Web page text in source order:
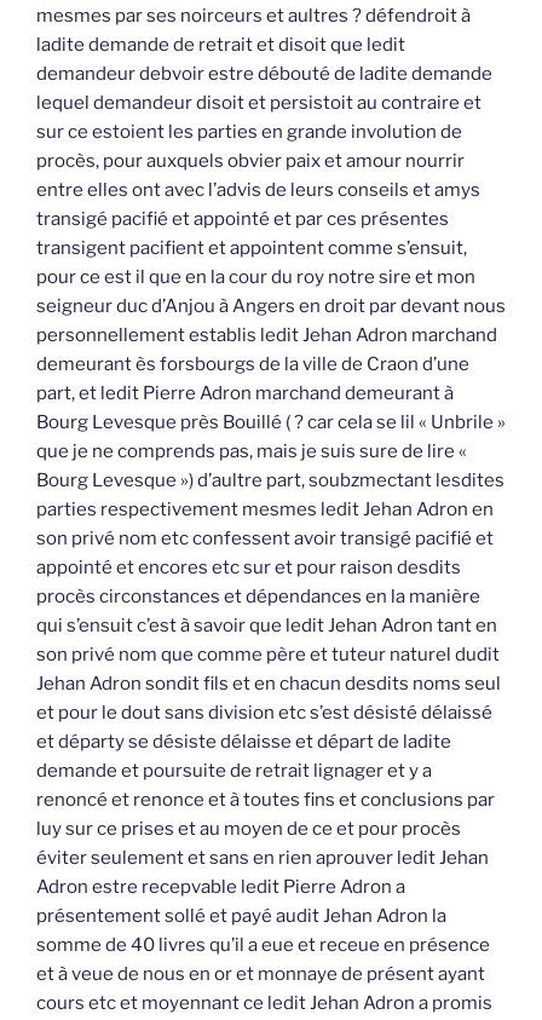
mesmes par ses noirceurs et aultres ? défendroit à
ladite demande de retrait et disoit que ledit
demandeur debvoir estre débouté de ladite demande
lequel demandeur disoit et persistoit au contraire et
sur ce estoient les parties en grande involution de
procès, pour auxquels obvier paix et amour nourrir
entre elles ont avec l’advis de leurs conseils et amys
transigé pacifié et appointé et par ces présentes
transigent pacifient et appointent comme s’ensuit,
pour ce est il que en la cour du roy notre sire et mon
seigneur duc d’Anjou à Angers en droit par devant nous
personnellement establis ledit Jehan Adron marchand
demeurant ès forsbourgs de la ville de Craon d’une
part, et ledit Pierre Adron marchand demeurant à
Bourg Levesque près Bouillé ( ? car cela se lil « Unbrile »
que je ne comprends pas, mais je suis sure de lire «
Bourg Levesque ») d’aultre part, soubzmectant lesdites
parties respectivement mesmes ledit Jehan Adron en
son privé nom etc confessent avoir transigé pacifié et
appointé et encores etc sur et pour raison desdits
procès circonstances et dépendances en la manière
qui s’ensuit c’est à savoir que ledit Jehan Adron tant en
son privé nom que comme père et tuteur naturel dudit
Jehan Adron sondit fils et en chacun desdits noms seul
et pour le dout sans division etc s’est désisté délaissé
et départy se désiste délaisse et départ de ladite
demande et poursuite de retrait lignager et y a
renoncé et renonce et à toutes fins et conclusions par
luy sur ce prises et au moyen de ce et pour procès
éviter seulement et sans en rien aprouver ledit Jehan
Adron estre recepvable ledit Pierre Adron a
présentement sollé et payé audit Jehan Adron la
somme de 40 livres qu’il a eue et receue en présence
et à veue de nous en or et monnaye de présent ayant
cours etc et moyennant ce ledit Jehan Adron a promis